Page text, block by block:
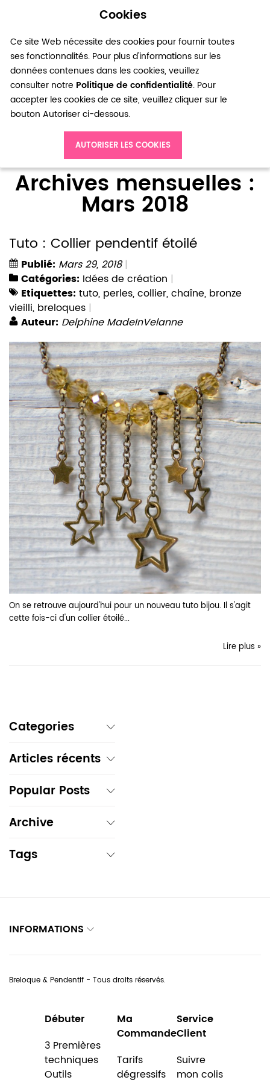
Cookies
Ce site Web nécessite des cookies pour fournir toutes
ses fonctionnalités. Pour plus d'informations sur les
données contenues dans les cookies, veuillez
consulter notre Politique de confidentialité. Pour
accepter les cookies de ce site, veuillez cliquer sur le
bouton Autoriser ci-dessous.
AUTORISER LES COOKIES
0
Blog Archives mensuelles : Mars 2018
Archives mensuelles :
Mars 2018
Tuto : Collier pendentif étoilé
Publié: Mars 29, 2018
Catégories: Idées de création
Etiquettes: tuto, perles,collier,chaîne, bronze
vieilli, breloques
Auteur: Delphine MadeInVelanne
On se retrouve aujourd'hui pour un nouveau tuto bijou. Il s'agit
cette fois-ci d'un collier étoilé...
Lire plus »
Categories
Articles récents
Popular Posts
Archive
Tags
INFORMATIONS
Breloque & Pendentif - Tous droits réservés.
Débuter
3 Premières
techniques
Outils
Ma
Commande
Tarifs
dégressifs
Service
Client
Suivre
mon colis